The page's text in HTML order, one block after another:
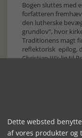
Bogen sluttes med
forfatteren
den lutherske
grundlov”, hvor
Traditionens magt
reflektorisk epilog,
Christian III’s lig til
historie i udpræget
København. –
hvordan den
248).
Dette websted
af vores produkter og